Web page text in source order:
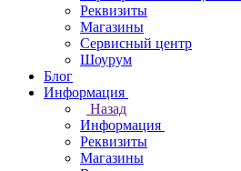
Реквизиты
Магазины
Сервисный центр
Шоурум
Блог
Информация
Назад
Информация
Реквизиты
Магазины